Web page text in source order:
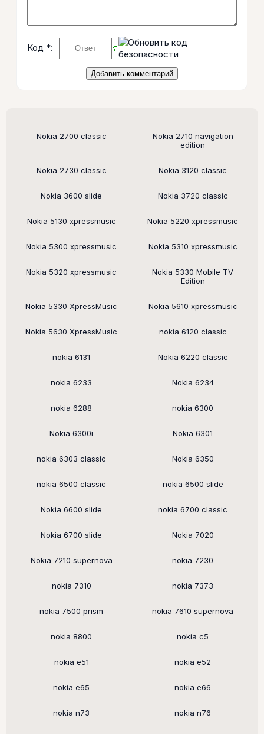
Код *:
Поддерживаемые модели
Nokia 2700 classic
Nokia 2710 navigation
edition
Nokia 2730 classic Nokia 3120 classic
Nokia 3600 slide Nokia 3720 classic
Nokia 5130 xpressmusic Nokia 5220 xpressmusic
Nokia 5300 xpressmusic Nokia 5310 xpressmusic
Nokia 5320 xpressmusic
Nokia 5330 Mobile TV
Edition
Nokia 5330 XpressMusic Nokia 5610 xpressmusic
Nokia 5630 XpressMusic nokia 6120 classic
nokia 6131 Nokia 6220 classic
nokia 6233 Nokia 6234
nokia 6288 nokia 6300
Nokia 6300i Nokia 6301
nokia 6303 classic Nokia 6350
nokia 6500 classic nokia 6500 slide
Nokia 6600 slide nokia 6700 classic
Nokia 6700 slide Nokia 7020
Nokia 7210 supernova nokia 7230
nokia 7310 nokia 7373
nokia 7500 prism nokia 7610 supernova
nokia 8800 nokia c5
nokia e51 nokia e52
nokia e65 nokia e66
nokia n73 nokia n76